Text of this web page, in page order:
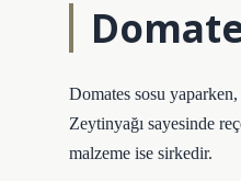
Domates sosu
Zeytinyağı sayesinde
malzeme ise sirkedir.